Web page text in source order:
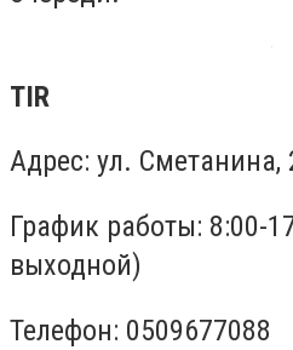
ТІR
Адрес: ул. Сметанина,
График работы: 8:00-
выходной)
Телефон: 0509677088